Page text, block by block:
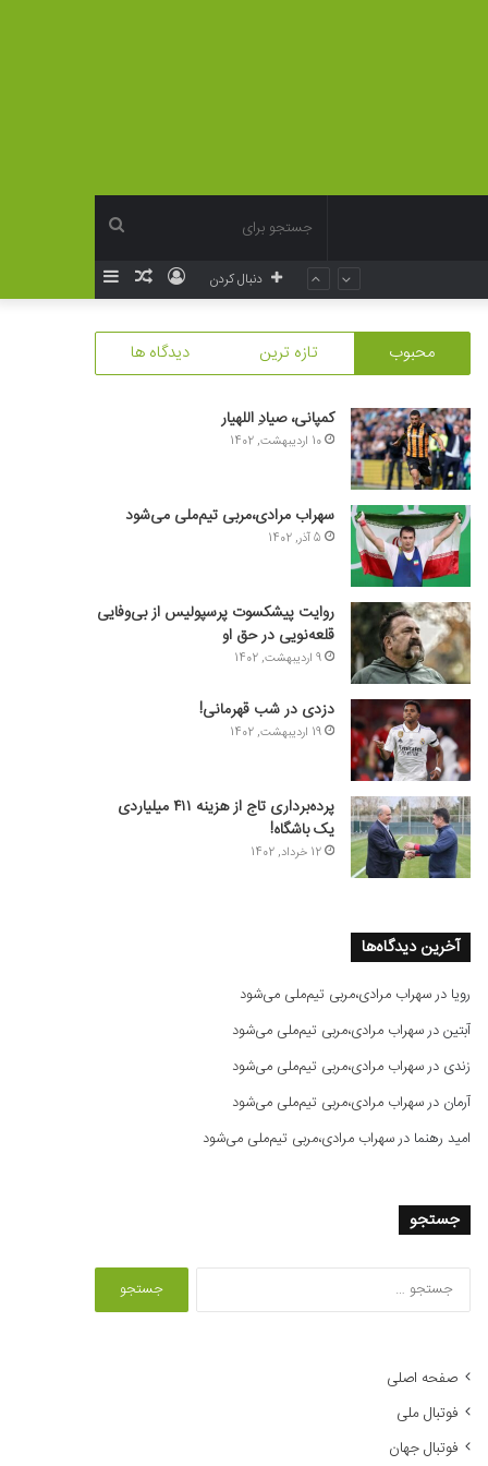
براینوشته
ورود دنبال کردن
محبوب تازه ترین دیدگاه ها
کمپانی، صیادِ اللهیار
10 اردیبهشت, 1402
سهراب مرادی،مربی تیم‌ملی می‌شود
5 آذر, 1402
روایت پیشکسوت پرسپولیس از بی‌وفایی
قلعه‌نویی در حق او
9 اردیبهشت, 1402
دزدی در شب قهرمانی!
19 اردیبهشت, 1402
پرده‌برداری تاج از هزینه ۴۱۱ میلیاردی
یک باشگاه!
12 خرداد, 1402
آخرین دیدگاه‌ها
رویا درسهراب مرادی،مربی تیم‌ملی می‌شود
آبتیندرسهراب مرادی،مربی تیم‌ملی می‌شود
زندی درسهراب مرادی،مربی تیم‌ملی می‌شود
آرمان درسهراب مرادی،مربی تیم‌ملی می‌شود
امید رهنما درسهراب مرادی،مربی تیم‌ملی می‌شود
جستجو
صفحه اصلی
فوتبال ملی
فوتبال جهان